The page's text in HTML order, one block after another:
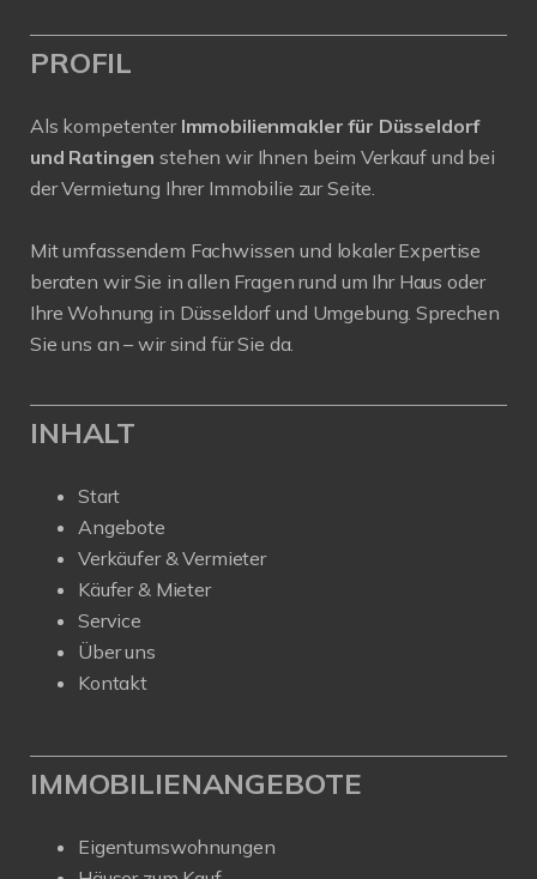
PROFIL
Als kompetenter Immobilienmakler für Düsseldorf
und Ratingen stehen wir Ihnen beim Verkauf und bei
der Vermietung Ihrer Immobilie zur Seite.
Mit umfassendem Fachwissen und lokaler Expertise
beraten wir Sie in allen Fragen rund um Ihr Haus oder
Ihre Wohnung in Düsseldorf und Umgebung. Sprechen
Sie uns an – wir sind für Sie da.
INHALT
Start
Angebote
Verkäufer & Vermieter
Käufer & Mieter
Service
Über uns
Kontakt
IMMOBILIENANGEBOTE
Eigentumswohnungen